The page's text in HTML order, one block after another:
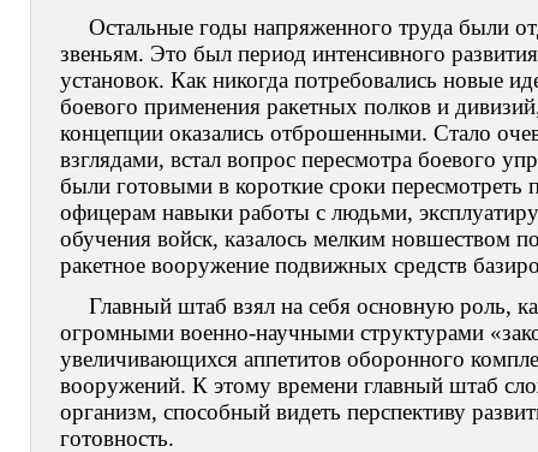
Остальные годы напряженного труда были
звеньям. Это был период интенсивного
установок. Как никогда потребовались новые
боевого применения ракетных полков и
концепции оказались отброшенными. Стало
взглядами, встал вопрос пересмотра боевого
были готовыми в короткие сроки
офицерам навыки работы с людьми,
обучения войск, казалось мелким новшеством
ракетное вооружение подвижных средств
Главный штаб взял на себя основную роль,
огромными военно-научными структурами
увеличивающихся аппетитов оборонного
вооружений. К этому времени главный штаб
организм, способный видеть перспективу
готовность.